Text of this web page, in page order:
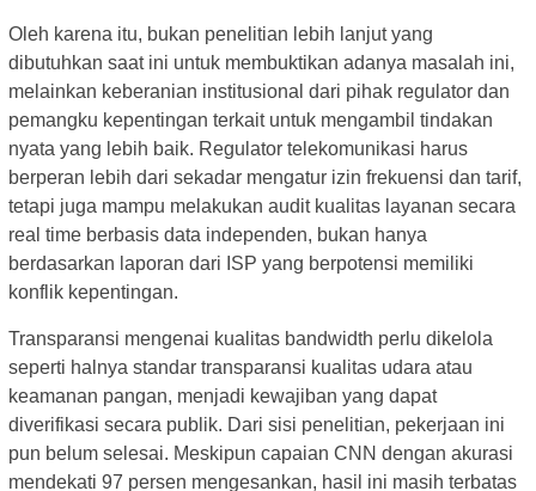
Oleh karena itu, bukan penelitian lebih lanjut yang
dibutuhkan saat ini untuk membuktikan adanya masalah ini,
melainkan keberanian institusional dari pihak regulator dan
pemangku kepentingan terkait untuk mengambil tindakan
nyata yang lebih baik. Regulator telekomunikasi harus
berperan lebih dari sekadar mengatur izin frekuensi dan tarif,
tetapi juga mampu melakukan audit kualitas layanan secara
real time berbasis data independen, bukan hanya
berdasarkan laporan dari ISP yang berpotensi memiliki
konflik kepentingan.
Transparansi mengenai kualitas bandwidth perlu dikelola
seperti halnya standar transparansi kualitas udara atau
keamanan pangan, menjadi kewajiban yang dapat
diverifikasi secara publik. Dari sisi penelitian, pekerjaan ini
pun belum selesai. Meskipun capaian CNN dengan akurasi
mendekati 97 persen mengesankan, hasil ini masih terbatas